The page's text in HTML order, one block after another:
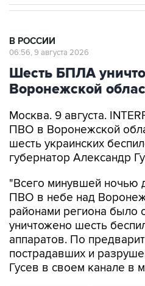
В РОССИИ
06:56, 9 августа 2026
Шесть БПЛА
Воронежской
Москва. 9 августа.
ПВО в Воронежской
шесть украинских
губернатор Александр
"Всего минувшей ночью
ПВО в небе над
районами региона было
уничтожено шесть
аппаратов. По
пострадавших и
Гусев в своем канале в